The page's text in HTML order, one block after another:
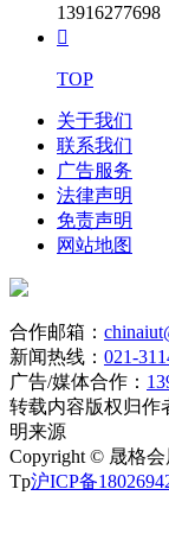
13916277698

TOP
关于我们
联系我们
广告服务
法律声明
免责声明
网站地图
合作邮箱：
新闻热线： 021-
广告/媒体合作：
转载内容版权归作
明来源
Copyright © 晟格
Tp沪ICP备